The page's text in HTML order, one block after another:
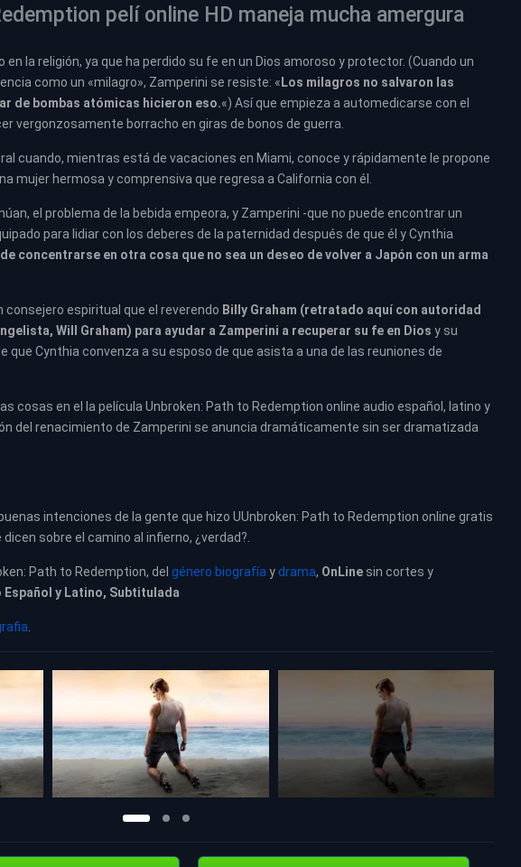
pelí online HD maneja mucha amergura
la religión, ya que ha perdido su fe en un Dios amoroso y protector. (Cuando un
como un «milagro», Zamperini se resiste: « Los milagros no salvaron las
de bombas atómicas hicieron eso.«) Así que empieza a automedicarse con el
vergonzosamente borracho en giras de bonos de guerra.
cuando, mientras está de vacaciones en Miami, conoce y rápidamente le propone
mujer hermosa y comprensiva que regresa a California con él.
el problema de la bebida empeora, y Zamperini -que no puede encontrar un
para lidiar con los deberes de la paternidad después de que él y Cynthia
concentrarse en otra cosa que no sea un deseo de volver a Japón con un arma
consejero espiritual que el reverendo Billy Graham (retratado aquí con autoridad
Will Graham) para ayudar a Zamperini a recuperar su fe en Dios y su
que Cynthia convenza a su esposo de que asista a una de las reuniones de
cosas en el la película Unbroken: Path to Redemption online audio español, latino y
del renacimiento de Zamperini se anuncia dramáticamente sin ser dramatizada
intenciones de la gente que hizo UUnbroken: Path to Redemption online gratis
dicen sobre el camino al infierno, ¿verdad?.
Path to Redemption, del género biografía ydrama, OnLine sin cortes y
y Latino, Subtitulada